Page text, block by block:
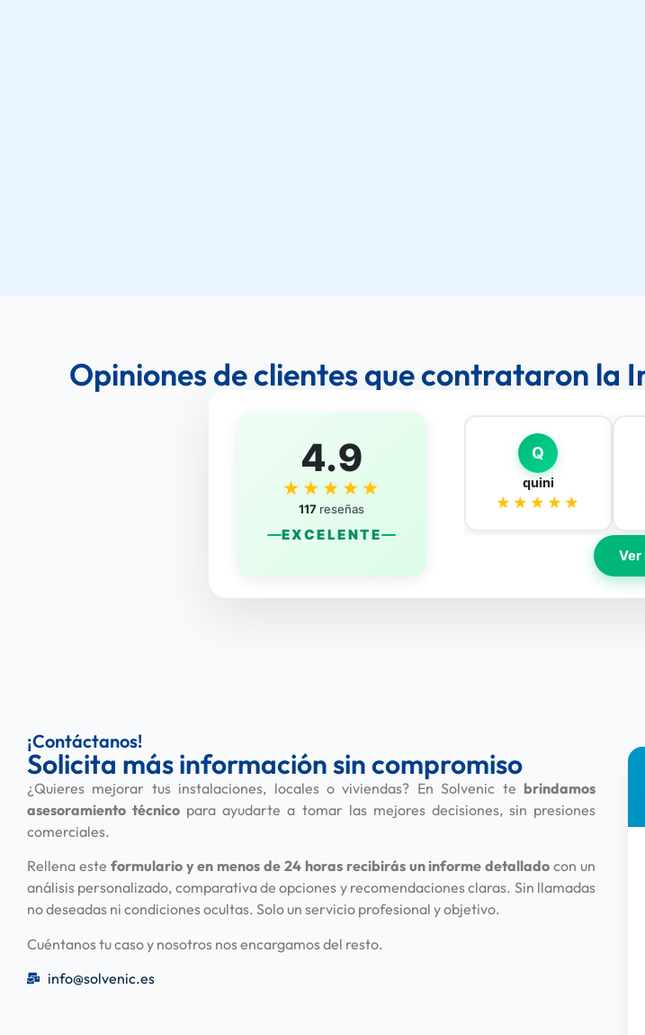
Opiniones de clientes que contrataron la
¡Contáctanos!
Solicita más información sin compromiso
¿Quieres mejorar tus instalaciones, locales o viviendas? En Solvenic te brindamos
asesoramiento técnico para ayudarte a tomar las mejores decisiones, sin presiones
comerciales.
Rellena este formulario y en menos de 24 horas recibirás un informe detallado con un
análisis personalizado, comparativa de opciones y recomendaciones claras. Sin llamadas
no deseadas ni condiciones ocultas. Solo un servicio profesional y objetivo.
Cuéntanos tu caso y nosotros nos encargamos del resto.
info@solvenic.es